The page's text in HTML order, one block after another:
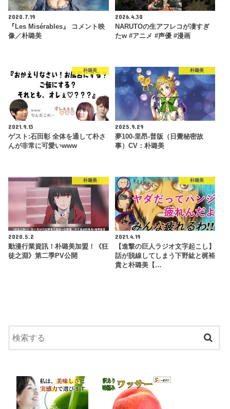
2020.7.19
『Les Misérables』 コメント映
像／朴璐美
2026.4.30
NARUTOの生アフレコが凄すぎ
たw #アニメ #声優 #漫画
朴璐美
2021.9.13
ゲスト:石田彰 全体を通して朴さ
んが非常に可愛いwww
朴璐美
2025.9.29
夢100-里昂-普版（日覺秘密故
事）CV：朴璐美
朴璐美
2020.5.2
動漫行業資訊！朴璐美加盟！《狂
徒之淵》第二季PV公開
朴璐美
2021.4.19
【進撃の巨人ラジオ文字起こし】
話が脱線してしまう下野紘と梶裕
貴と朴璐美【…